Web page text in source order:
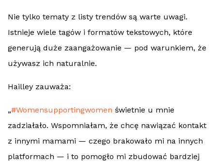
Nie tylko tematy z listy trendów są warte uwagi.
Istnieje wiele tagów i formatów tekstowych, które
generują duże zaangażowanie — pod warunkiem, że
używasz ich naturalnie.
Hailley zauważa:
„#Womensupportingwomen świetnie u mnie
zadziałało. Wspomniałam, że chcę nawiązać kontakt
z innymi mamami — czego brakowało mi na innych
platformach — i to pomogło mi zbudować bardziej